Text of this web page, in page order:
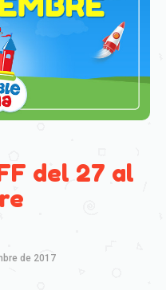
del 27 al
de 2017